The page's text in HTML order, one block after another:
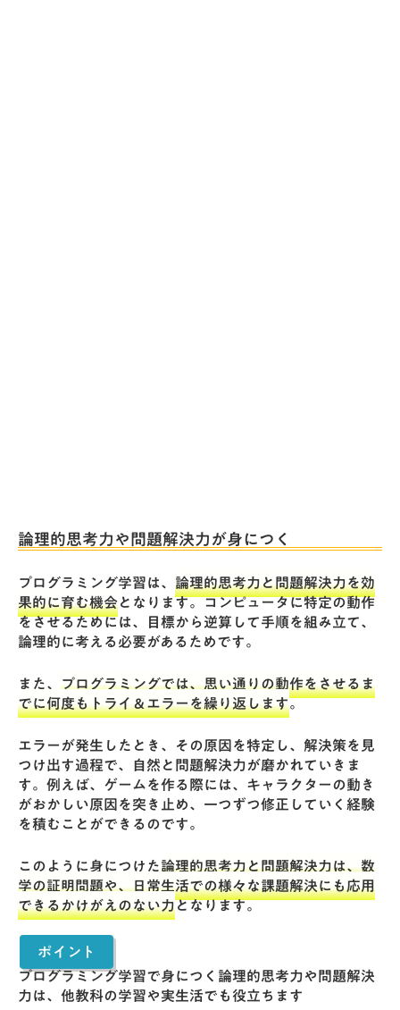
論理的思考力や問題解決力が身につく
プログラミング学習は、 論理的思考力と問題解決力を効
果的に育む機会となります。コンピュータに特定の動作
をさせるためには、目標から逆算して手順を組み立て、
論理的に考える必要があるためです。
また、 プログラミングでは、思い通りの動作をさせるま
でに何度もトライ＆エラーを繰り返します。
エラーが発生したとき、その原因を特定し、解決策を見
つけ出す過程で、自然と問題解決力が磨かれていきま
す。例えば、ゲームを作る際には、キャラクターの動き
がおかしい原因を突き止め、一つずつ修正していく経験
を積むことができるのです。
このように身につけた論理的思考力と問題解決力は、数
学の証明問題や、日常生活での様々な課題解決にも応用
できるかけがえのない力となります。
ポイント
プログラミング学習で身につく論理的思考力や問題解決
力は、他教科の学習や実生活でも役立ちます